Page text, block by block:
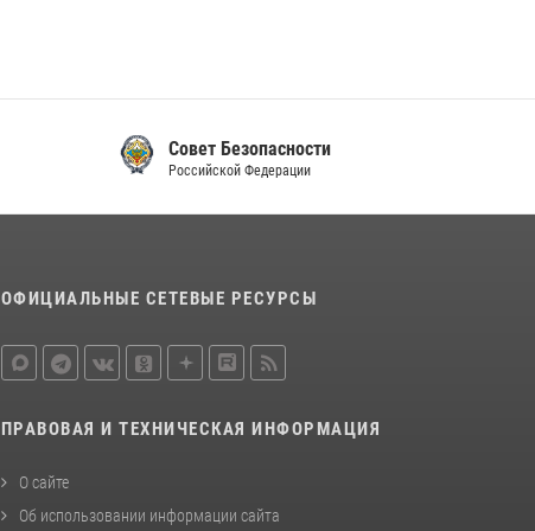
Контроль-надзор
Российской Федерации
ОФИЦИАЛЬНЫЕ СЕТЕВЫЕ РЕСУРСЫ
ПРАВОВАЯ И ТЕХНИЧЕСКАЯ ИНФОРМАЦИЯ
О сайте
Об использовании информации сайта